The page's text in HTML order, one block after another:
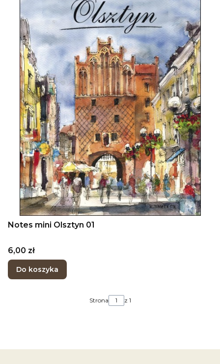
Notes mini Olsztyn 01
Cena
6,00 zł
Do koszyka
Strona z 1